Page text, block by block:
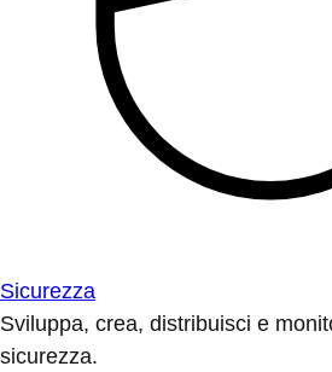
Sicurezza
Sviluppa, crea, distribuisci e
sicurezza.